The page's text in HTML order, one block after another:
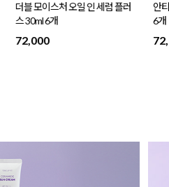
더블 모이스처 오일 인 세럼 플러
스 30ml 6개
72,000
안
6개